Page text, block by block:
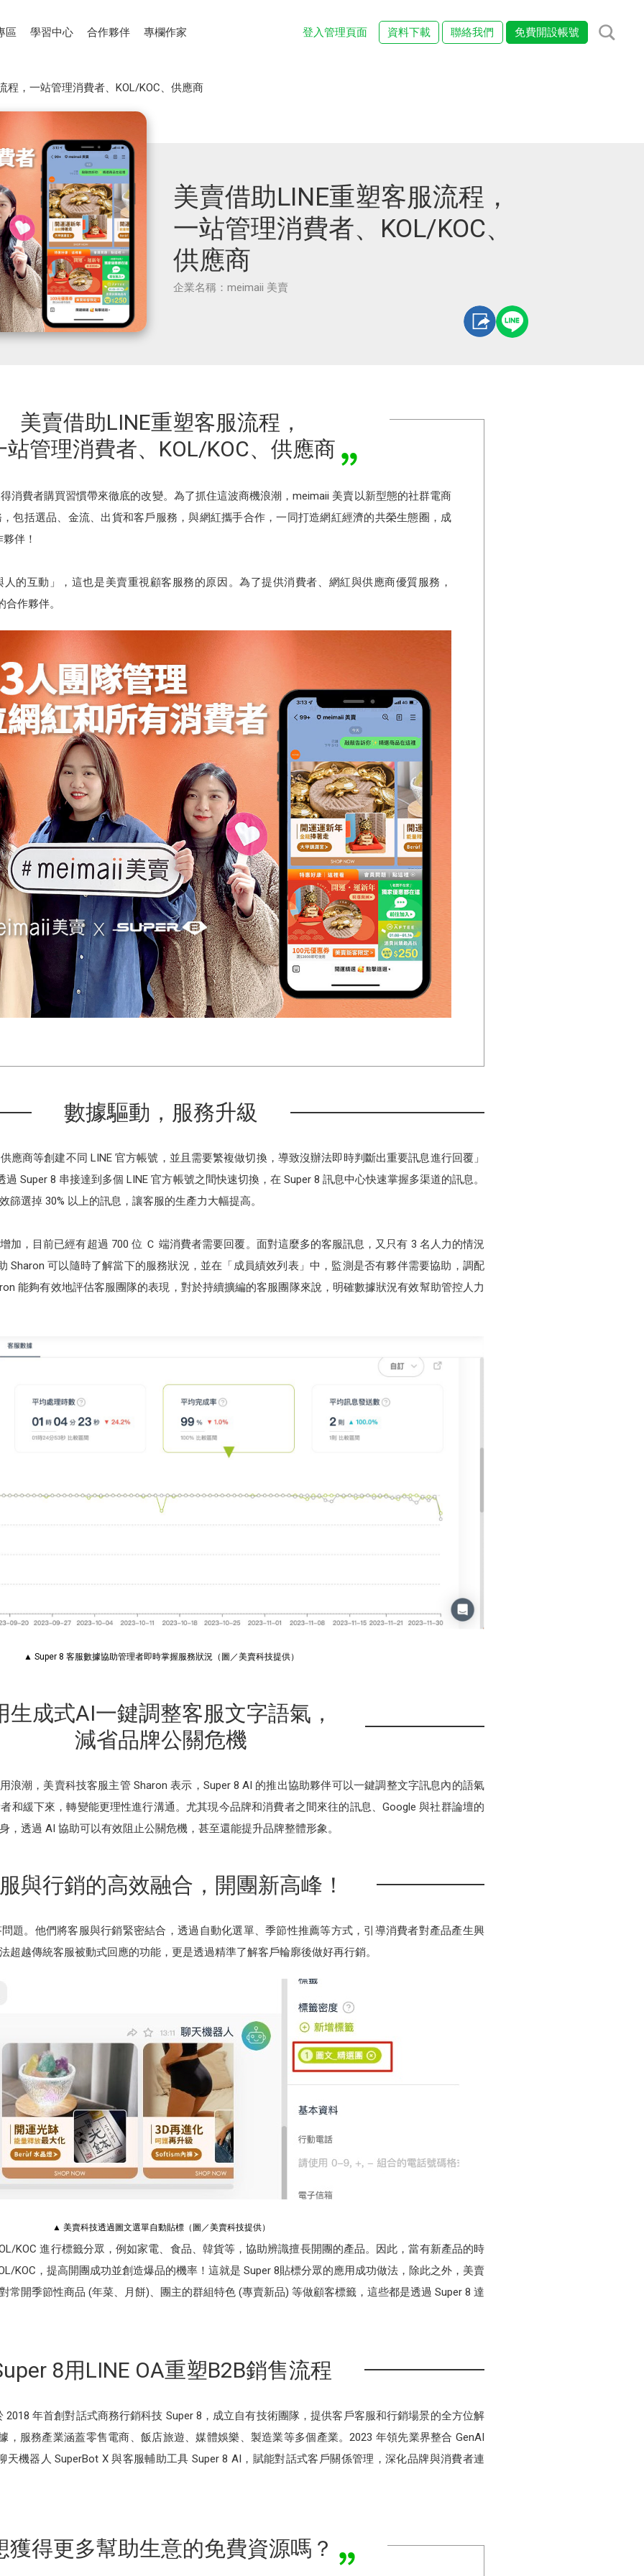
區 學習中心 合作夥伴 專欄作家 登入管理頁面 資料下載 聯絡我們 免費開設帳號
程，一站管理消費者、KOL/KOC、供應商
美賣借助LINE重塑客服流程，
一站管理消費者、KOL/KOC、
供應商
企業名稱：meimaii 美賣
美賣借助LINE重塑客服流程，
站管理消費者、KOL/KOC、供應商
消費者購買習慣帶來徹底的改變。為了抓住這波商機浪潮，meimaii 美賣以新型態的社群電商
包括選品、金流、出貨和客戶服務，與網紅攜手合作，一同打造網紅經濟的共榮生態圈，成
伴！
的互動」，這也是美賣重視顧客服務的原因。為了提供消費者、網紅與供應商優質服務，
作夥伴。
數據驅動，服務升級
應商等創建不同 LINE 官方帳號，並且需要繁複做切換，導致沒辦法即時判斷出重要訊息進行回覆」
Super 8 串接達到多個 LINE 官方帳號之間快速切換，在 Super 8 訊息中心快速掌握多渠道的訊息。
篩選掉 30% 以上的訊息，讓客服的生產力大幅提高。
加，目前已經有超過 700 位 Ｃ 端消費者需要回覆。面對這麼多的客服訊息，又只有 3 名人力的情況
Sharon 可以隨時了解當下的服務狀況，並在「成員績效列表」中，監測是否有夥伴需要協助，調配
能夠有效地評估客服團隊的表現，對於持續擴編的客服團隊來說，明確數據狀況有效幫助管控人力
▲ Super 8 客服數據協助管理者即時掌握服務狀況（圖／美賣科技提供）
生成式AI一鍵調整客服文字語氣，
減省品牌公關危機
浪潮，美賣科技客服主管 Sharon 表示，Super 8 AI 的推出協助夥伴可以一鍵調整文字訊息內的語氣
和緩下來，轉變能更理性進行溝通。尤其現今品牌和消費者之間來往的訊息、Google 與社群論壇的
，透過 AI 協助可以有效阻止公關危機，甚至還能提升品牌整體形象。
與行銷的高效融合，開團新高峰！
題。他們將客服與行銷緊密結合，透過自動化選單、季節性推薦等方式，引導消費者對產品產生興
超越傳統客服被動式回應的功能，更是透過精準了解客戶輪廓後做好再行銷。
▲ 美賣科技透過圖文選單自動貼標（圖／美賣科技提供）
KOC 進行標籤分眾，例如家電、食品、韓貨等，協助辨識擅長開團的產品。因此，當有新產品的時
KOC，提高開團成功並創造爆品的機率！這就是 Super 8貼標分眾的應用成功做法，除此之外，美賣
常開季節性商品 (年菜、月餅)、團主的群組特色 (專賣新品) 等做顧客標籤，這些都是透過 Super 8 達
8用LINE OA重塑B2B銷售流程
2018 年首創對話式商務行銷科技 Super 8，成立自有技術團隊，提供客戶客服和行銷場景的全方位解
，服務產業涵蓋零售電商、飯店旅遊、媒體娛樂、製造業等多個產業。2023 年領先業界整合 GenAI
天機器人 SuperBot X 與客服輔助工具 Super 8 AI，賦能對話式客戶關係管理，深化品牌與消費者連
獲得更多幫助生意的免費資源嗎？